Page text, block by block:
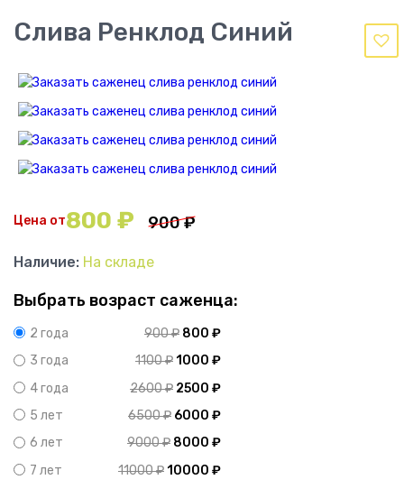
Слива Ренклод Синий
Цена от 900₽
800 ₽
Наличие: На складе
Выбрать возраст саженца:
2 года 900₽ 800 ₽
3 года
1100₽1000 ₽
4 года
2600₽ 2500 ₽
5 лет
6500₽ 6000 ₽
6 лет
9000₽ 8000 ₽
7 лет
11000₽10000 ₽